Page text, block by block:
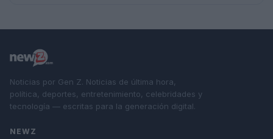
Noticias por Gen Z. Noticias de última hora,
política, deportes, entretenimiento, celebridades y
tecnología — escritas para la generación digital.
NEWZ